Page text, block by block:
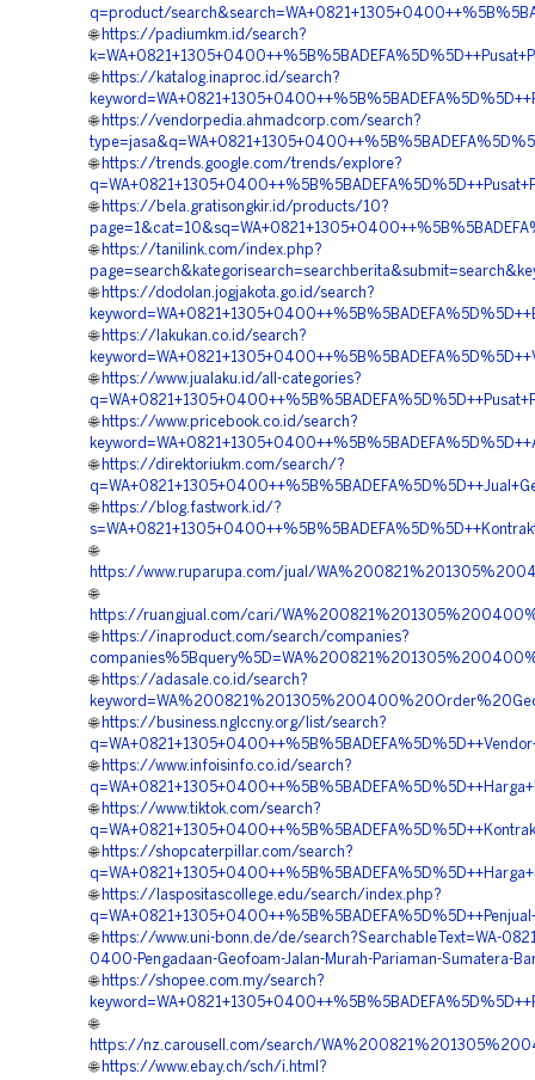
q=product/
🌐 https://padiumkm.id/search?
🌐 https://katalog.inaproc.id/search?
🌐 https://vendorpedia.ahmadcorp.com/search?
🌐 https://trends.google.com/trends/explore?
🌐 https://bela.gratisongkir.id/products/10?
🌐 https://tanilink.com/index.php?
🌐 https://dodolan.jogjakota.go.id/search?
🌐 https://lakukan.co.id/search?
🌐 https://www.jualaku.id/all-categories?
🌐 https://www.pricebook.co.id/search?
🌐 https://direktoriukm.com/search/?
🌐 https://blog.fastwork.id/?
🌐
https://www.ruparupa.com/jual/
🌐
https://ruangjual.com/cari/
🌐 https://inaproduct.com/search/companies?
🌐 https://adasale.co.id/search?
🌐 https://business.nglccny.org/list/search?
🌐 https://www.infoisinfo.co.id/search?
🌐 https://www.tiktok.com/search?
🌐 https://shopcaterpillar.com/search?
🌐 https://laspositascollege.edu/search/index.php?
🌐 https://www.uni-bonn.de/de/search?SearchableText=WA-
0400-Pengadaan-Geofoam-Jalan-Murah-Pariaman-Sumatera-
🌐 https://shopee.com.my/search?
🌐
https://nz.carousell.com/search/
🌐 https://www.ebay.ch/sch/i.html?